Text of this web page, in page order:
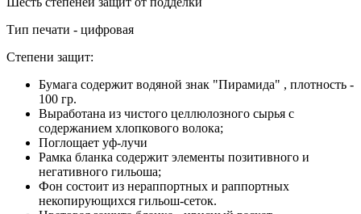
Тип печати - цифровая
Степени защит:
Бумага содержит водяной знак "Пирамида" , плотность -
100 гр.
Выработана из чистого целлюлозного сырья с
содержанием хлопкового волока;
Поглощает уф-лучи
Рамка бланка содержит элементы позитивного и
негативного гильоша;
Фон состоит из нераппортных и раппортных
некопирующихся гильош-сеток.